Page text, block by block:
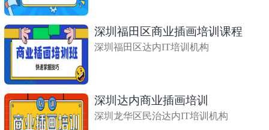
深圳福田区商业插画培训课程
深圳福田区达内IT培训机构
深圳达内商业插画培训
深圳龙华区民治达内IT培训机构